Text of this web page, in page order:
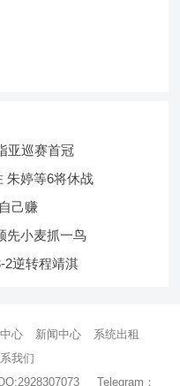
亚巡赛首冠
朱婷等6将休战
己赚
先小麦抓一鸟
2逆转程靖淇
心 新闻中心
系统出租
我们
Telegram：